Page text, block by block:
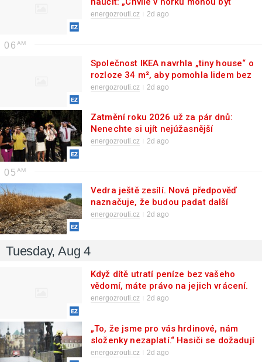
dokonce zdravé"
energozrouti.cz 2d ago
06
Společnost IKEA navrhla „tiny house“ o
rozloze 34 m², aby pomohla lidem bez
peněz
energozrouti.cz 2d ago
Zatmění roku 2026 už za pár dnů:
Nenechte si ujít nejúžasnější
nebeskou show posledních let
energozrouti.cz 2d ago
05
Vedra ještě zesílí. Nová předpověď
naznačuje, že budou padat další
rekordy
energozrouti.cz 2d ago
Tuesday, Aug 4
Když dítě utratí peníze bez vašeho
vědomí, máte právo na jejich vrácení.
Postup je vcelku snadný
energozrouti.cz 2d ago
„To, že jsme pro vás hrdinové, nám
složenky nezaplatí.“ Hasiči se dožadují
navýšení mezd
energozrouti.cz 2d ago